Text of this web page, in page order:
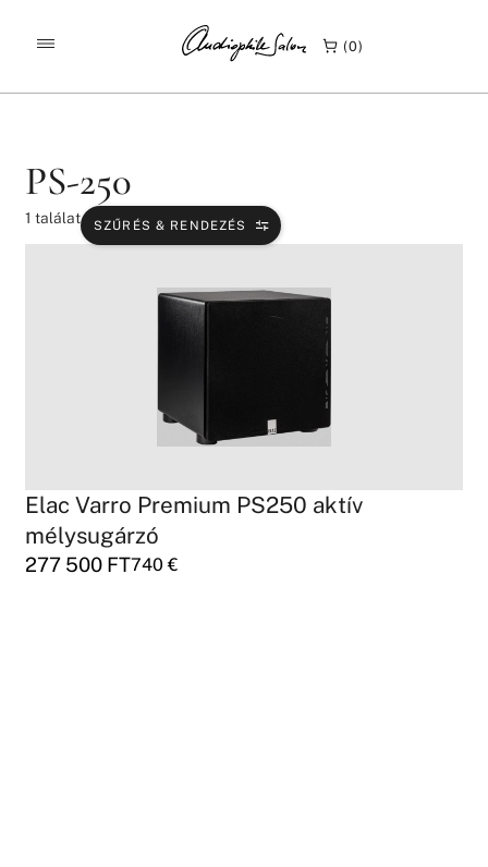
0
KEZDŐLAP TERMÉKEK / PS-250
PS-250
1 találat SZŰRÉS & RENDEZÉS
Elac Varro Premium PS250 aktív
mélysugárzó
277 500 FT740€